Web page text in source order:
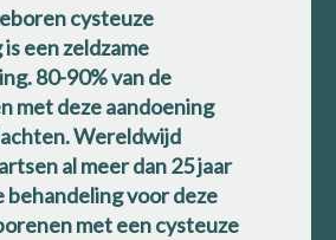
een zeldzame
80-90% van de
met deze aandoening
Wereldwijd
al meer dan 25 jaar
behandeling voor deze
met een cysteuze